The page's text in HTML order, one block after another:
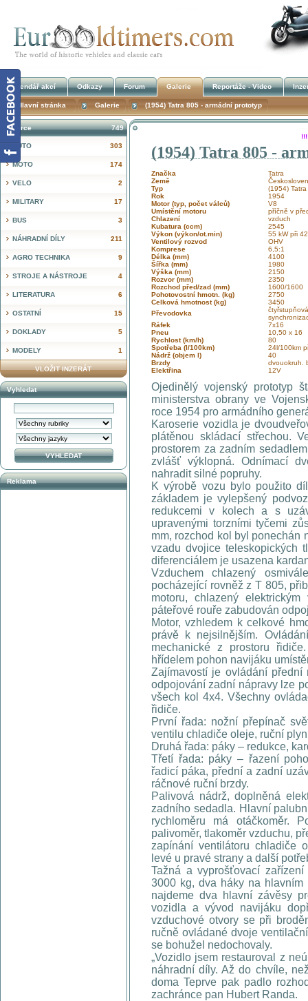
(1954) Tatra 805 -
Značka
Tatra
Země
Typ
(1954)
Rok
1954
Motor (typ, počet válců)
V8
Umístění motoru
příčně v
Chlazení
vzduch
Kubatura (ccm)
2545
Výkon (výkon/ot.min)
55 kW při
Ventilový rozvod
OHV
Komprese
6,5:1
Délka (mm)
4100
Šířka (mm)
1980
Výška (mm)
2150
Rozvor (mm)
2350
Rozchod před/zad (mm)
1600/1600
Pohotovostní hmotn. (kg)
2750
Celková hmotnost (kg)
3450
Převodovka
Ráfek
7x16
Pneu
10,50 x 16
Rychlost (km/h)
80
Spotřeba (l/100km)
24l/100km
Nádrž (objem l)
40
Brzdy
dvouokruh.
Elektřina
12V
Ojedinělý vojenský prototyp
ministerstva obrany ve
roce 1954 pro armádního
Karoserie vozidla je
plátěnou skládací střechou.
prostorem za zadním
zvlášť výklopná. Odnímací
nahradit silné popruhy.
K výrobě vozu bylo použito
základem je vylepšený
redukcemi v kolech a s
upravenými torzními tyčemi
mm, rozchod kol byl ponechán
vzadu dvojice teleskopických
diferenciálem je usazena
Vzduchem chlazený
pocházející rovněž z T 805,
motoru, chlazený
páteřové rouře zabudován
Motor, vzhledem k celkové
právě k nejsilnějším.
mechanické z prostoru
hřídelem pohon navijáku
Zajímavostí je ovládání přední
odpojování zadní nápravy lze
všech kol 4x4. Všechny
řidiče.
První řada: nožní přepínač
ventilu chladiče oleje, ruční
Druhá řada: páky – redukce,
Třetí řada: páky – řazení
řadicí páka, přední a zadní
ráčnové ruční brzdy.
Palivová nádrž, doplněná
zadního sedadla. Hlavní
rychloměru má otáčkoměr.
palivoměr, tlakoměr vzduchu,
zapínání ventilátoru chladiče
levé u pravé strany a další
Tažná a vyprošťovací
3000 kg, dva háky na
najdeme dva hlavní závěsy
vozidla a vývod navijáku
vzduchové otvory se při
ručně ovládané dvoje
se bohužel nedochovaly.
„Vozidlo jsem restauroval z
náhradní díly. Až do chvíle,
doma Teprve pak padlo
zachránce pan Hubert Randa.
749
Inzerce
303
AUTO
174
MOTO
2
VELO
17
MILITARY
3
BUS
211
NÁHRADNÍ DÍLY
9
AGRO TECHNIKA
4
STROJE A NÁSTROJE
6
LITERATURA
15
OSTATNÍ
5
DOKLADY
1
MODELY
VLOŽIT INZERÁT
Vyhledat
Reklama
Kalendář akcí Odkazy Forum Galerie Reportáže - Video
Hlavní stránka Galerie (1954) Tatra 805 - armádní prototyp